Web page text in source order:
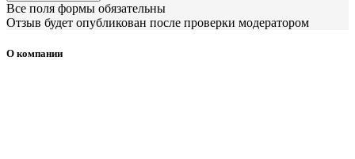
Все поля формы обязательны
Отзыв будет опубликован после проверки модератором
О компании